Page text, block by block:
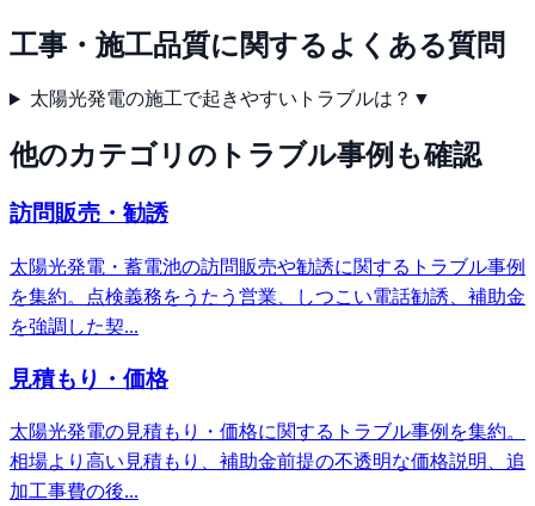
工事・施工品質に関するよくある質問
太陽光発電の施工で起きやすいトラブルは？ ▼
他のカテゴリのトラブル事例も確認
訪問販売・勧誘
太陽光発電・蓄電池の訪問販売や勧誘に関するトラブル事例
を集約。点検義務をうたう営業、しつこい電話勧誘、補助金
を強調した契...
見積もり・価格
太陽光発電の見積もり・価格に関するトラブル事例を集約。
相場より高い見積もり、補助金前提の不透明な価格説明、追
加工事費の後...